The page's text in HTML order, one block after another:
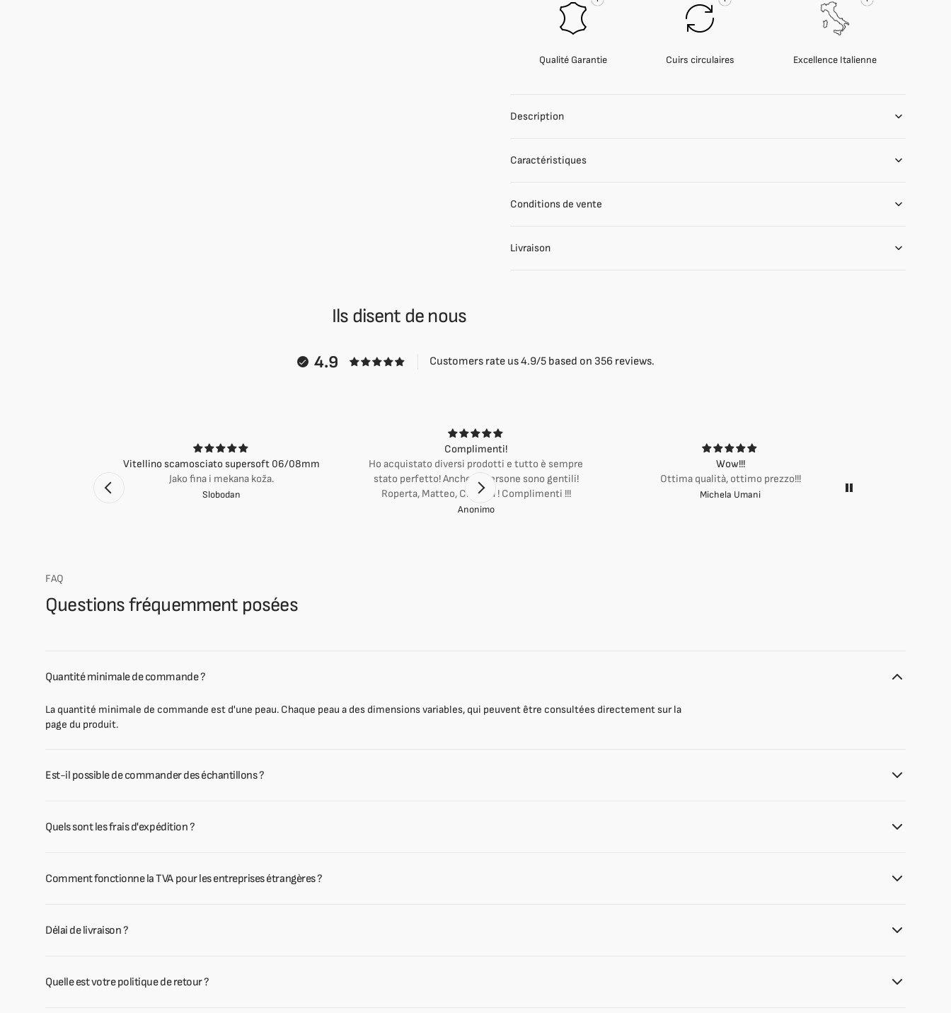
Qualité Garantie Cuirs circulaires Excellence Italienne
Description
Caractéristiques
Conditions de vente
Livraison
Ils disent de nous
4.9 Customers rate us 4.9/5 based on 356 reviews.
Vitellino scamosciato supersoft 06/08mm
Jako fina i mekana koža.
Slobodan
Complimenti!
Ho acquistato diversi prodotti e tutto è sempre
stato perfetto! Anche le persone sono gentili!
Roperta, Matteo, Cristina ! Complimenti !!!
Anonimo
Wow!!!
Ottima qualità, ottimo prezzo!!!
Michela Umani
FAQ
Questions fréquemment posées
Quantité minimale de commande ?
La quantité minimale de commande est d'une peau. Chaque peau a des dimensions variables, qui peuvent être consultées directement sur la
page du produit.
Est-il possible de commander des échantillons ?
Quels sont les frais d'expédition ?
Comment fonctionne la TVA pour les entreprises étrangères ?
Délai de livraison ?
Quelle est votre politique de retour ?